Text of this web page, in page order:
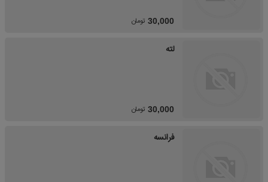
30,000 تومان
لته
30,000 تومان
فرانسه